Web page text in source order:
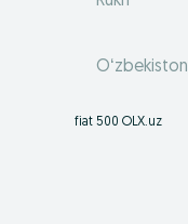
Oʻzbekiston
fiat 500 OLX.uz